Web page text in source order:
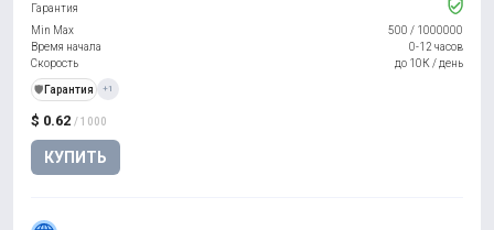
$ 0.62 / 1000
КУПИТЬ
Гарантия
Min Max
500 / 1000000
Время начала
0-12 часов
Скорость
до 10К / день
️🛡️ Гарантия +1